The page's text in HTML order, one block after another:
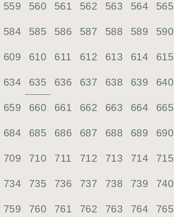
559 560 561 562 563 564 565
584 585 586 587 588 589 590
609 610 611 612 613 614 615
634 635 636 637 638 639 640
659 660 661 662 663 664 665
684 685 686 687 688 689 690
709 710 711 712 713 714 715
734 735 736 737 738 739 740
759 760 761 762 763 764 765